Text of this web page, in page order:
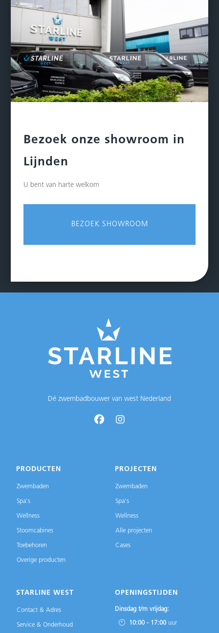
Bezoek onze showroom in
Lijnden
U bent van harte welkom
BEZOEK SHOWROOM
Dé zwembadbouwer van west Nederland
PRODUCTEN
Zwembaden
Spa's
Wellness
Stoomcabines
Toebehoren
Overige producten
PROJECTEN
Zwembaden
Spa's
Wellness
Alle projecten
Cases
STARLINE WEST
Contact & Adres
Service & Onderhoud
OPENINGSTIJDEN
Dinsdag t/m vrijdag:
10:00 - 17:00uur